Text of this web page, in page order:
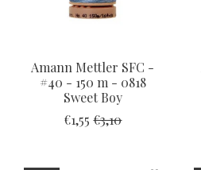
Amann Mettler SFC -
#40 - 150 m - 0818
Sweet Boy
€1,55 €3,10